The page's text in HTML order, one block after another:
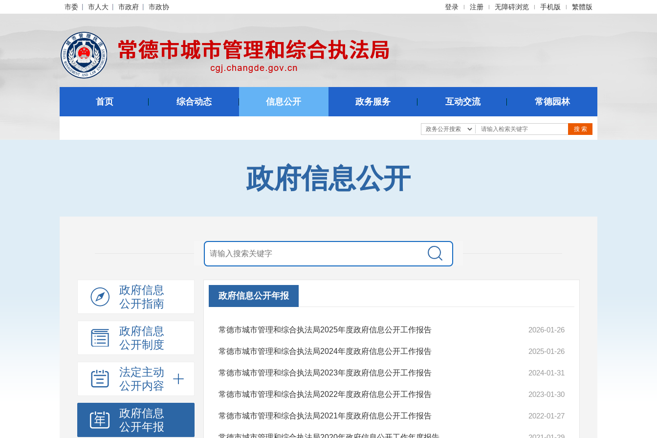
市委 市人大 市政府 市政协 登录 | 注册 | 无障碍浏览 | 手机版 | 繁體版
首页 综合动态 信息公开 政务服务 互动交流 常德园林
政府信息公开
政府信息
公开指南
政府信息
公开制度
法定主动
公开内容
政府信息
公开年报
政府信息公开年报
2026-01-26
常德市城市管理和综合执法局2025年度政府信息公开工作报告
2025-01-26
常德市城市管理和综合执法局2024年度政府信息公开工作报告
2024-01-31
常德市城市管理和综合执法局2023年度政府信息公开工作报告
2023-01-30
常德市城市管理和综合执法局2022年度政府信息公开工作报告
2022-01-27
常德市城市管理和综合执法局2021年度政府信息公开工作报告